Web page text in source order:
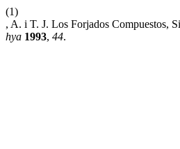
(1)
, A. i T. J. Los Forjados Compuestos,
hya 1993, 44.